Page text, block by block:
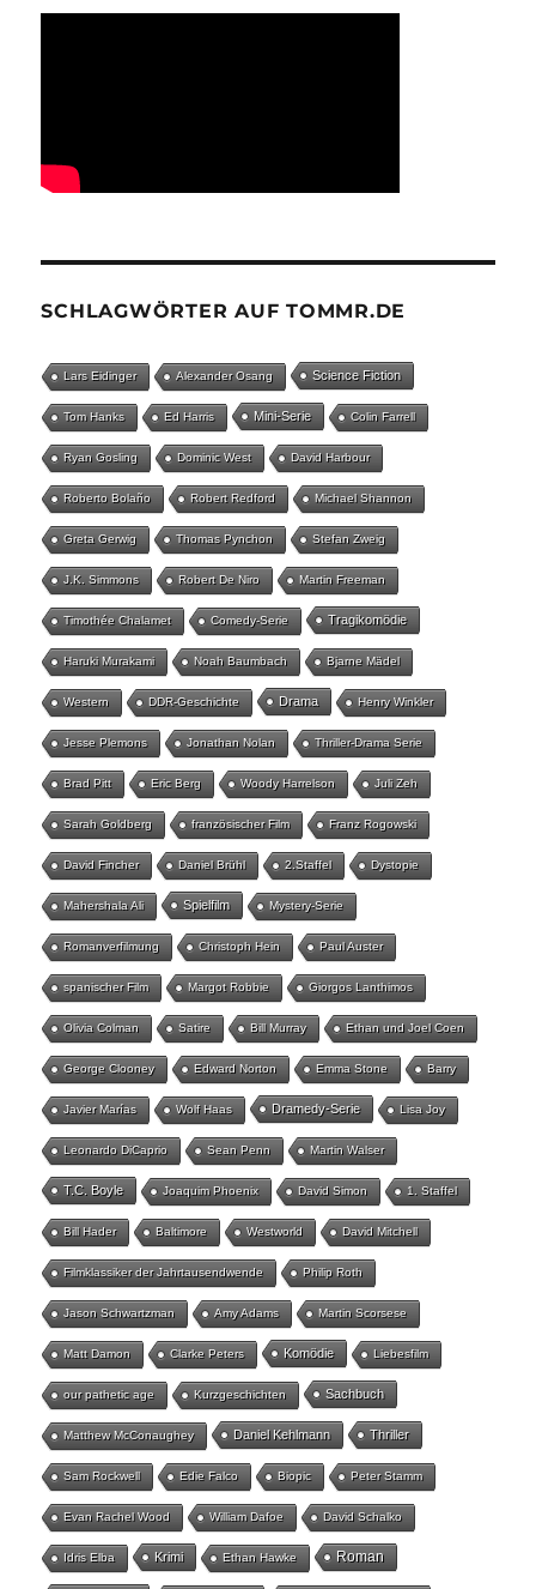
SCHLAGWÖRTER AUF TOMMR.DE
Lars Eidinger Alexander Osang Science Fiction
Tom Hanks Ed Harris Mini-Serie Colin Farrell
Ryan Gosling Dominic West David Harbour
Roberto Bolaño Robert Redford Michael Shannon
Greta Gerwig Thomas Pynchon Stefan Zweig
J.K. Simmons Robert De Niro Martin Freeman
Timothée Chalamet Comedy-Serie Tragikomödie
Haruki Murakami Noah Baumbach Bjarne Mädel
Western DDR-Geschichte Drama Henry Winkler
Jesse Plemons Jonathan Nolan Thriller-Drama Serie
Brad Pitt Eric Berg Woody Harrelson Juli Zeh
Sarah Goldberg französischer Film Franz Rogowski
David Fincher Daniel Brühl 2.Staffel Dystopie
Mahershala Ali Spielfilm Mystery-Serie
Romanverfilmung Christoph Hein Paul Auster
spanischer Film Margot Robbie Giorgos Lanthimos
Olivia Colman Satire Bill Murray Ethan und Joel Coen
George Clooney Edward Norton Emma Stone Barry
Javier Marías Wolf Haas Dramedy-Serie Lisa Joy
Leonardo DiCaprio Sean Penn Martin Walser
T.C. Boyle Joaquim Phoenix David Simon 1. Staffel
Bill Hader Baltimore Westworld David Mitchell
Filmklassiker der Jahrtausendwende Philip Roth
Jason Schwartzman Amy Adams Martin Scorsese
Matt Damon Clarke Peters Komödie Liebesfilm
our pathetic age Kurzgeschichten Sachbuch
Matthew McConaughey Daniel Kehlmann Thriller
Sam Rockwell Edie Falco Biopic Peter Stamm
Evan Rachel Wood William Dafoe David Schalko
Idris Elba Krimi Ethan Hawke Roman